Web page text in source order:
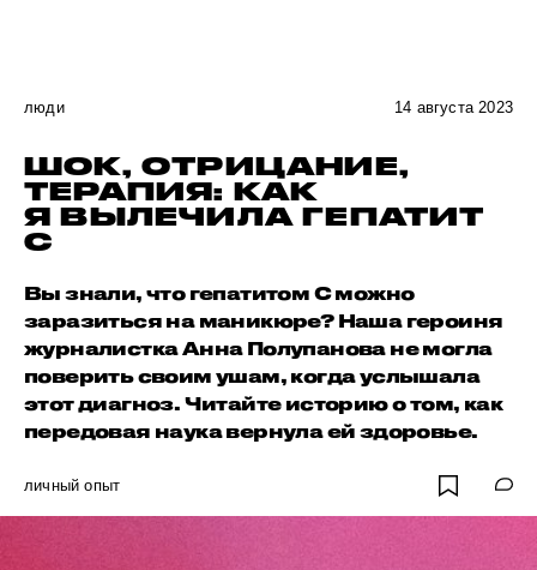
люди 14 августа 2023
ШОК, ОТРИЦАНИЕ,
ТЕРАПИЯ: КАК
Я ВЫЛЕЧИЛА ГЕПАТИТ
С
Вы знали, что гепатитом С можно
заразиться на маникюре? Наша героиня
журналистка Анна Полупанова не могла
поверить своим ушам, когда услышала
этот диагноз. Читайте историю о том, как
передовая наука вернула ей здоровье.
личный опыт